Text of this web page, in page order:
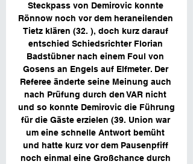
Steckpass von Demirovic konnte
Rönnow noch vor dem heraneilenden
Tietz klären (32. ), doch kurz darauf
entschied Schiedsrichter Florian
Badstübner nach einem Foul von
Gosens an Engels auf Elfmeter. Der
Referee änderte seine Meinung auch
nach Prüfung durch den VAR nicht
und so konnte Demirovic die Führung
für die Gäste erzielen (39. Union war
um eine schnelle Antwort bemüht
und hatte kurz vor dem Pausenpfiff
noch einmal eine Großchance durch